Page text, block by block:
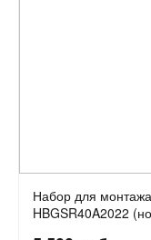
Набор для
HBGSR40A2022